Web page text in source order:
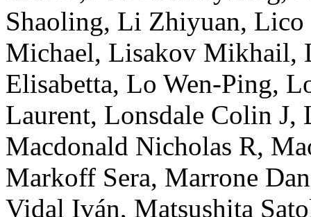
Shaoling, Li Zhiyuan, Lico
Michael, Lisakov Mikhail,
Elisabetta, Lo Wen-Ping,
Laurent, Lonsdale Colin J,
Macdonald Nicholas R,
Markoff Sera, Marrone
Vidal Iván, Matsushita